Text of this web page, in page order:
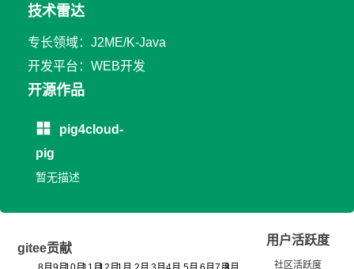
技术雷达
专长领域：J2ME/K-Java
开发平台：WEB开发
开源作品
pig4cloud-
pig
暂无描述
gitee贡献
用户活跃度